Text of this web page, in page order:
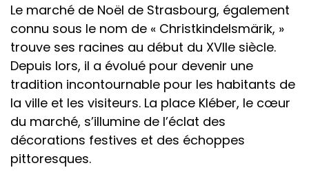
Le marché de Noël de Strasbourg, également
connu sous le nom de « Christkindelsmärik, »
trouve ses racines au début du XVIIe siècle.
Depuis lors, il a évolué pour devenir une
tradition incontournable pour les habitants de
la ville et les visiteurs. La place Kléber, le cœur
du marché, s’illumine de l’éclat des
décorations festives et des échoppes
pittoresques.